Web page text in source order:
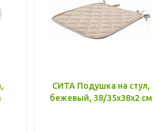
СИТА Подушка на стул,
бежевый, 38/35x38x2 см